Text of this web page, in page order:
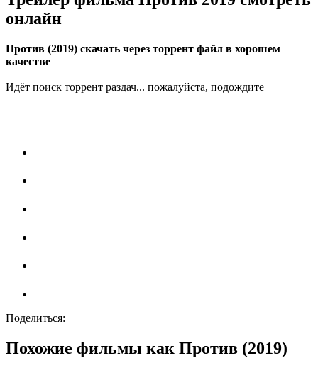
онлайн
Против (2019) скачать через торрент файл в хорошем
качестве
Идёт поиск торрент раздач... пожалуйста, подождите
Поделиться:
Похожие фильмы как Против (2019)